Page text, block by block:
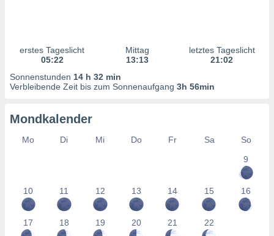
von
1199
erstes Tageslicht
05:22
Mittag
13:13
letztes Tageslicht
21:02
Sonnenstunden 14 h 32 min
Verbleibende Zeit bis zum Sonnenaufgang 3h 56min
Mondkalender
Mo Di Mi Do Fr Sa
So
9
10 11 12 13 14 15 16
17 18 19 20 21 22